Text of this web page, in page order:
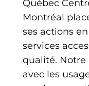
Québec
Montréal
ses actions
services
qualité. Notre
avec les